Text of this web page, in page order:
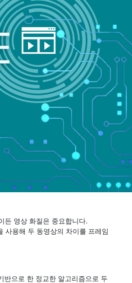
든 영상 화질은 중요합니다.
사용해 두 동영상의 차이를 프레임
반으로 한 정교한 알고리즘으로 두